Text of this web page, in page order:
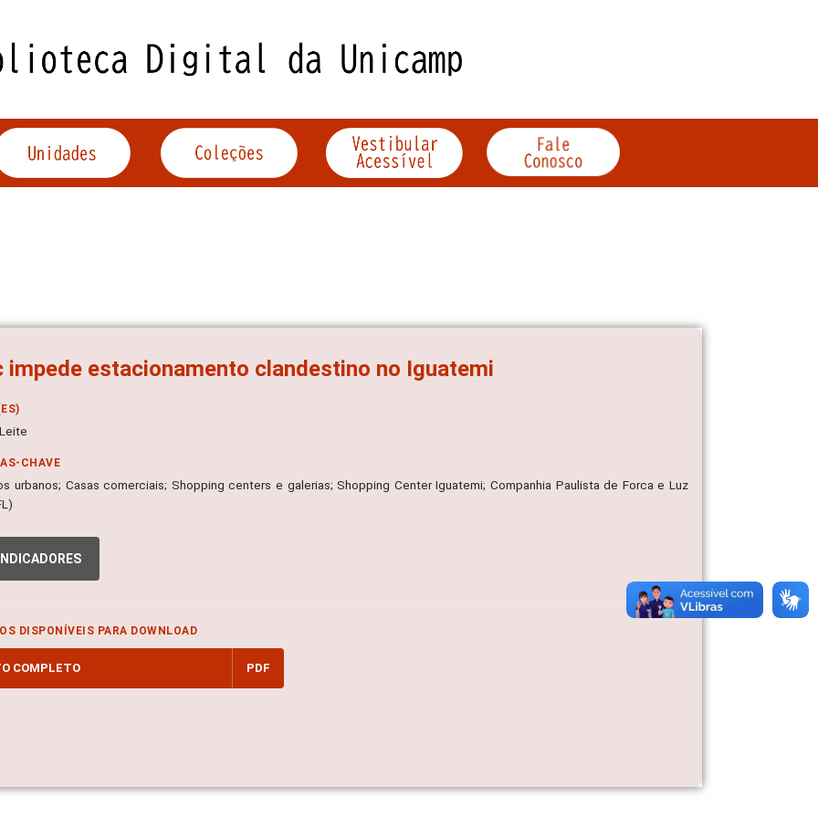
impede estacionamento clandestino no Iguatemi
CHAVE
urbanos; Casas comerciais; Shopping centers e galerias; Shopping Center Iguatemi; Companhia Paulista de Forca e Luz
INDICADORES
DISPONÍVEIS PARA DOWNLOAD
COMPLETO PDF